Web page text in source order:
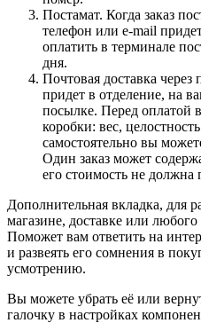
Постамат. Когда заказ
телефон или e-mail
оплатить в терминале
дня.
Почтовая доставка через
придет в отделение, на
посылке. Перед оплатой
коробки: вес,
самостоятельно вы
Один заказ может
его стоимость не
Дополнительная вкладка, для
магазине, доставке или
Поможет вам ответить на
и развеять его сомнения в
усмотрению.
Вы можете убрать её или
галочку в настройках